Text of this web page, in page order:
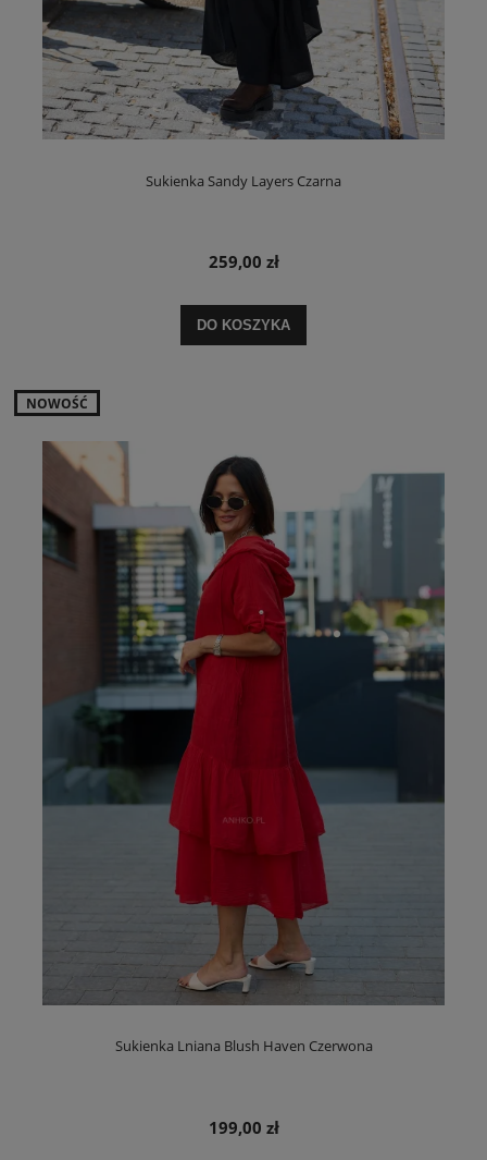
Sukienka Sandy Layers Czarna
259,00 zł
DO KOSZYKA
Sukienka Lniana Blush Haven Czerwona
199,00 zł
NOWOŚĆ